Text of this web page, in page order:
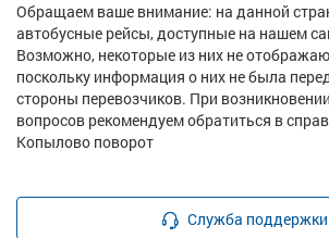
Обращаем ваше внимание: на данной
автобусные рейсы, доступные на нашем
Возможно, некоторые из них не
поскольку информация о них не была
стороны перевозчиков. При
вопросов рекомендуем обратиться в
Копылово поворот
Служба поддержки